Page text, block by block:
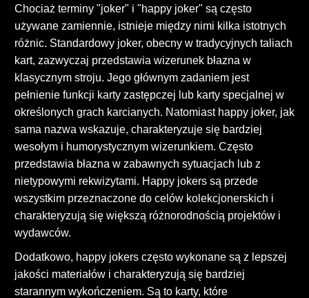
Chociaż terminy "joker" i "happy joker" są często
używane zamiennie, istnieje między nimi kilka istotnych
różnic. Standardowy joker, obecny w tradycyjnych taliach
kart, zazwyczaj przedstawia wizerunek błazna w
klasycznym stroju. Jego głównym zadaniem jest
pełnienie funkcji karty zastępczej lub karty specjalnej w
określonych grach karcianych. Natomiast happy joker, jak
sama nazwa wskazuje, charakteryzuje się bardziej
wesołym i humorystycznym wizerunkiem. Często
przedstawia błazna w zabawnych sytuacjach lub z
nietypowymi rekwizytami. Happy jokers są przede
wszystkim przeznaczone do celów kolekcjonerskich i
charakteryzują się większą różnorodnością projektów i
wydawców.
Dodatkowo, happy jokers często wykonane są z lepszej
jakości materiałów i charakteryzują się bardziej
starannym wykończeniem. Są to karty, które